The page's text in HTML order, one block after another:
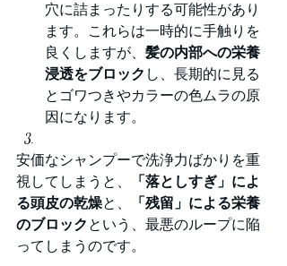
穴に詰まったりする可能性があり
ます。これらは一時的に手触りを
良くしますが、 髪の内部への栄養
浸透をブロック し、長期的に見る
とゴワつきやカラーの色ムラの原
因になります。
安価なシャンプーで洗浄力ばかりを重
視してしまうと、
「落としすぎ」によ
る頭皮の乾燥と、
「残留」による栄養
のブロック という、最悪のループに陥
ってしまうのです。